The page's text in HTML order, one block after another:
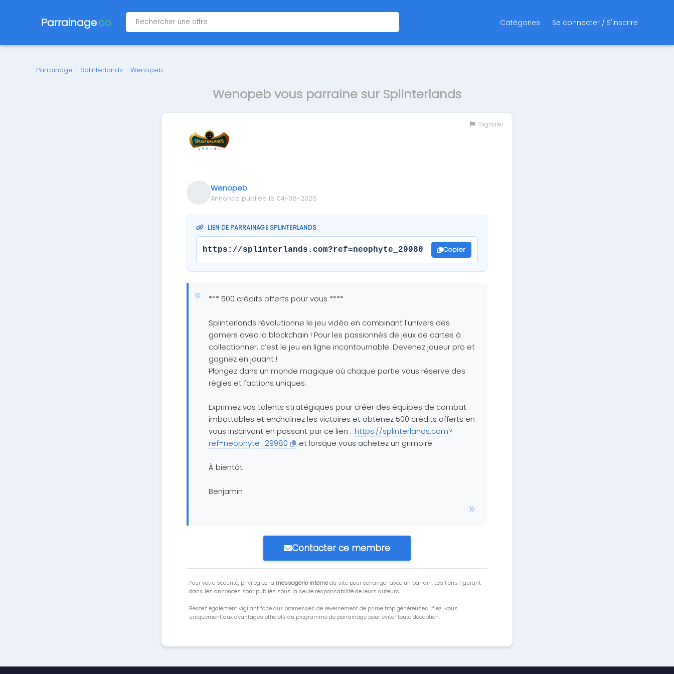
Parrainage.co Catégories Se connecter / S'inscrire
Parrainage › Splinterlands › Wenopeb
Wenopeb vous parraine sur Splinterlands
Signaler
Wenopeb
Annonce publiée le 04-08-2026
LIEN DE PARRAINAGE SPLINTERLANDS
https://splinterlands.com?ref=neophyte_29980 Copier
*** 500 crédits offerts pour vous ****
Splinterlands révolutionne le jeu vidéo en combinant l'univers des
gamers avec la blockchain ! Pour les passionnés de jeux de cartes à
collectionner, c’est le jeu en ligne incontournable. Devenez joueur pro et
gagnez en jouant !
Plongez dans un monde magique où chaque partie vous réserve des
règles et factions uniques.
Exprimez vos talents stratégiques pour créer des équipes de combat
imbattables et enchaînez les victoires et obtenez 500 crédits offerts en
vous inscrivant en passant par ce lien : https://splinterlands.com?
ref=neophyte_29980
et lorsque vous achetez un grimoire
À bientôt
Benjamin
Contacter ce membre
Pour votre sécurité, privilégiez la messagerie internedu site pour échanger avec un parrain. Les liens figurant
dans les annonces sont publiés sous la seule responsabilité de leurs auteurs.
Restez également vigilant face aux promesses de reversement de prime trop généreuses : fiez-vous
uniquement aux avantages officiels du programme de parrainage pour éviter toute déception.